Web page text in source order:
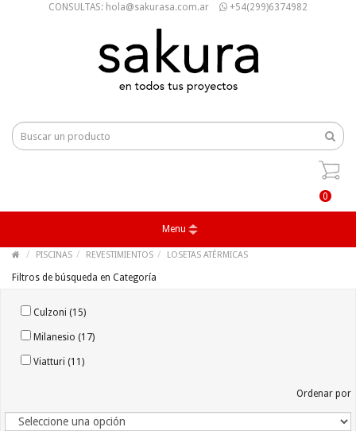
CONSULTAS: hola@sakurasa.com.ar +54(299)6374982
0
Menu
PISCINAS REVESTIMIENTOS LOSETAS ATÉRMICAS
Filtros de búsqueda en Categoría
Culzoni (15)
Milanesio (17)
Viatturi (11)
Ordenar por